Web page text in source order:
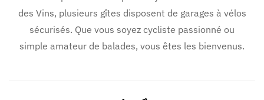
des Vins, plusieurs gîtes disposent de garages à vélos
sécurisés. Que vous soyez cycliste passionné ou
simple amateur de balades, vous êtes les bienvenus.